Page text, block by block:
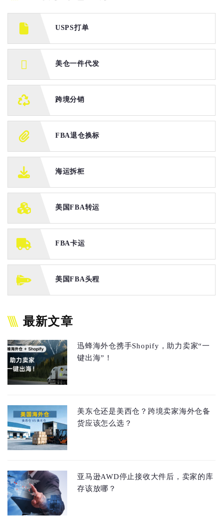
USPS打单
美仓一件代发
跨境分销
FBA退仓换标
海运拆柜
美国FBA转运
FBA卡运
美国FBA头程
最新文章
迅蜂海外仓携手Shopify，助力卖家“一
键出海”！
美东仓还是美西仓？跨境卖家海外仓备
货应该怎么选？
亚马逊AWD停止接收大件后，卖家的库
存该放哪？